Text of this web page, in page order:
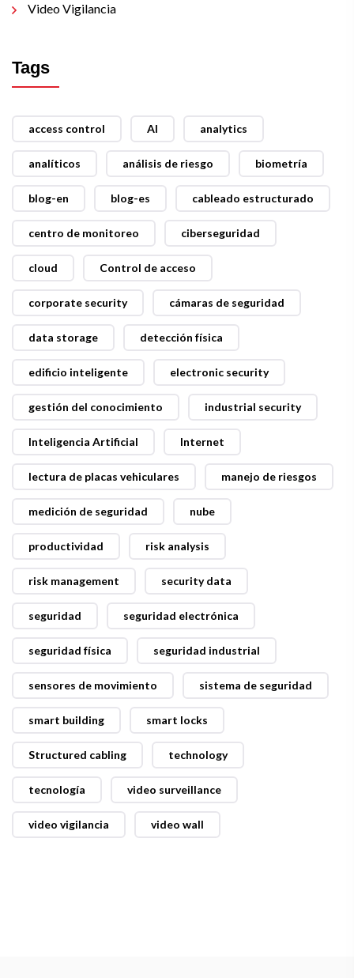
Video Vigilancia
Tags
access control AI analytics
analíticos análisis de riesgo biometría
blog-en blog-es cableado estructurado
centro de monitoreo ciberseguridad
cloud Control de acceso
corporate security cámaras de seguridad
data storage detección física
edificio inteligente electronic security
gestión del conocimiento industrial security
Inteligencia Artificial Internet
lectura de placas vehiculares manejo de riesgos
medición de seguridad nube
productividad risk analysis
risk management security data
seguridad seguridad electrónica
seguridad física seguridad industrial
sensores de movimiento sistema de seguridad
smart building smart locks
Structured cabling technology
tecnología video surveillance
video vigilancia video wall